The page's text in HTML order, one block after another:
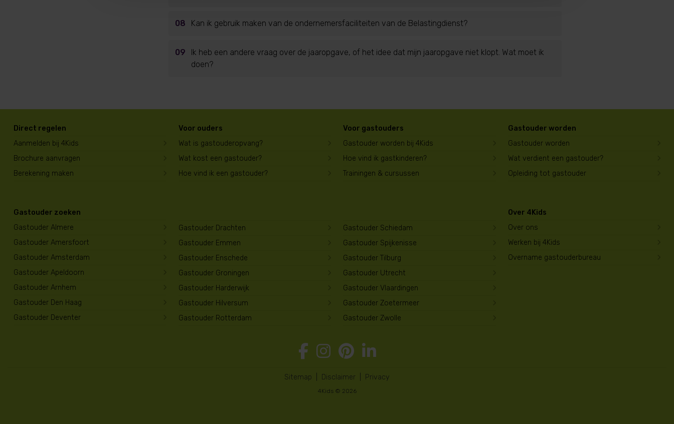
08 Kan ik gebruik maken van de ondernemersfaciliteiten van de Belastingdienst?
09
Ik heb een andere vraag over de jaaropgave, of het idee dat mijn jaaropgave niet klopt. Wat moet ik
doen?
Direct regelen
Aanmelden bij 4Kids
Brochure aanvragen
Berekening maken
Voor ouders
Wat is gastouderopvang?
Wat kost een gastouder?
Hoe vind ik een gastouder?
Voor gastouders
Gastouder worden bij 4Kids
Hoe vind ik gastkinderen?
Trainingen & cursussen
Gastouder worden
Gastouder worden
Wat verdient een gastouder?
Opleiding tot gastouder
Gastouder zoeken
Gastouder Almere
Gastouder Amersfoort
Gastouder Amsterdam
Gastouder Apeldoorn
Gastouder Arnhem
Gastouder Den Haag
Gastouder Deventer
Gastouder Drachten
Gastouder Emmen
Gastouder Enschede
Gastouder Groningen
Gastouder Harderwijk
Gastouder Hilversum
Gastouder Rotterdam
Gastouder Schiedam
Gastouder Spijkenisse
Gastouder Tilburg
Gastouder Utrecht
Gastouder Vlaardingen
Gastouder Zoetermeer
Gastouder Zwolle
Over 4Kids
Over ons
Werken bij 4Kids
Overname gastouderbureau
Sitemap Disclaimer Privacy
4Kids © 2026